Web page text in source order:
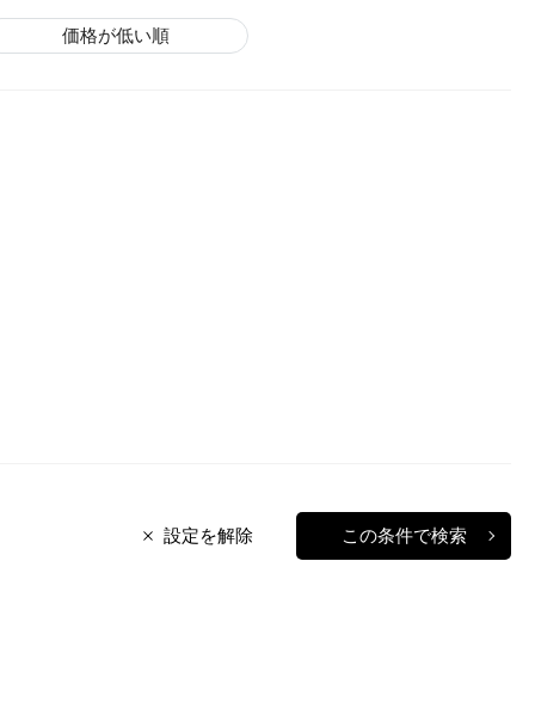
価格が低い順
設定を解除 この条件で検索